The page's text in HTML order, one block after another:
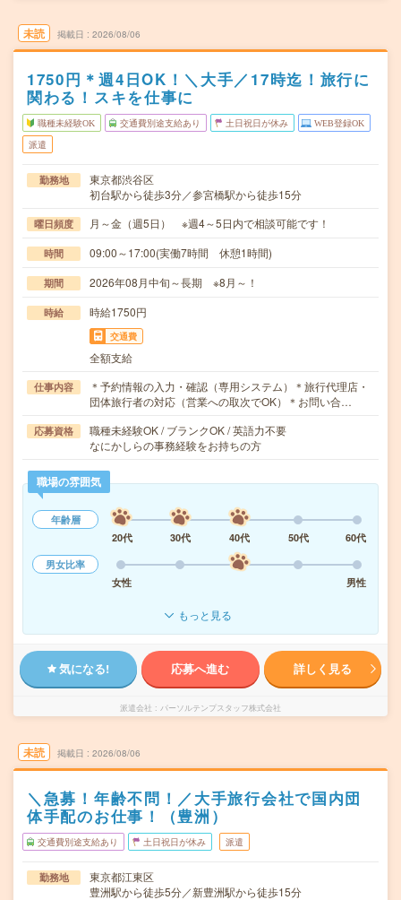
未読 掲載日 2026/08/06
1750円＊週4日OK！＼大手／17時迄！旅行に
関わる！スキを仕事に
職種未経験OK 交通費別途支給あり 土日祝日が休み WEB登録OK
派遣
勤務地
東京都渋谷区
初台駅から徒歩3分／参宮橋駅から徒歩15分
曜日頻度 月～金（週5日） ※週4～5日内で相談可能です！
時間 09:00～17:00(実働7時間 休憩1時間)
期間 2026年08月中旬～長期 ※8月～！
時給 時給1750円
交通費
全額支給
仕事内容
＊予約情報の入力・確認（専用システム）＊旅行代理店・
団体旅行者の対応（営業への取次でOK）＊お問い合…
応募資格
職種未経験OK / ブランクOK / 英語力不要
なにかしらの事務経験をお持ちの方
職場の雰囲気
年齢層
20代
30代 40代 50代
60代
男女比率
女性
男性
もっと見る
気になる! 応募へ進む 詳しく見る
派遣会社 パーソルテンプスタッフ株式会社
未読 掲載日 2026/08/06
＼急募！年齢不問！／大手旅行会社で国内団
体手配のお仕事！（豊洲）
交通費別途支給あり 土日祝日が休み 派遣
勤務地
東京都江東区
豊洲駅から徒歩5分／新豊洲駅から徒歩15分